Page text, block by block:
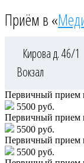
Приём в «
Кирова д. 46/1
Вокзал
Первичный прием
5500 руб.
Первичный прием
5500 руб.
Первичный прием
5500 руб.